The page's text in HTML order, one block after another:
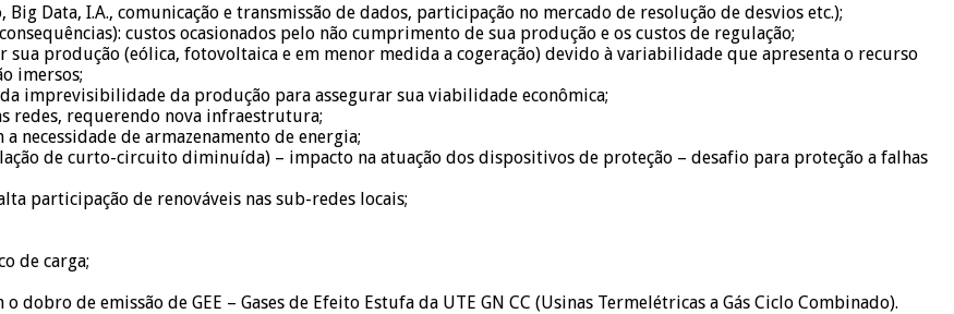
Data, I.A., comunicação e transmissão de dados, participação no mercado de resolução de desvios etc.);
custos ocasionados pelo não cumprimento de sua produção e os custos de regulação;
produção (eólica, fotovoltaica e em menor medida a cogeração) devido à variabilidade que apresenta o recurso
imersos;
imprevisibilidade da produção para assegurar sua viabilidade econômica;
redes, requerendo nova infraestrutura;
de armazenamento de energia;
de curto-circuito diminuída) – impacto na atuação dos dispositivos de proteção – desafio para proteção a falhas
participação de renováveis nas sub-redes locais;
de carga;
dobro de emissão de GEE – Gases de Efeito Estufa da UTE GN CC (Usinas Termelétricas a Gás Ciclo Combinado).